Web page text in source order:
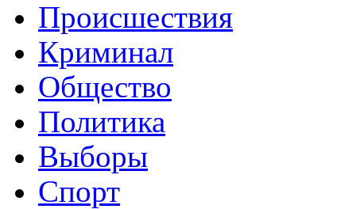
Происшествия
Криминал
Общество
Политика
Выборы
Спорт